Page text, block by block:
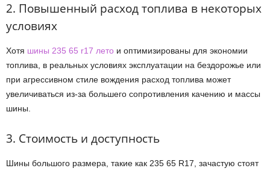
2. Повышенный расход топлива в некоторых
условиях
Хотя шины 235 65 r17 лето и оптимизированы для экономии
топлива, в реальных условиях эксплуатации на бездорожье или
при агрессивном стиле вождения расход топлива может
увеличиваться из-за большего сопротивления качению и массы
шины.
3. Стоимость и доступность
Шины большого размера, такие как 235 65 R17, зачастую стоят